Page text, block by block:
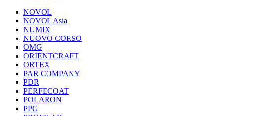
NOVOL
NOVOL Asia
NUMIX
NUOVO CORSO
OMG
ORIENTCRAFT
ORTEX
PAR COMPANY
PDR
PERFECOAT
POLARON
PPG